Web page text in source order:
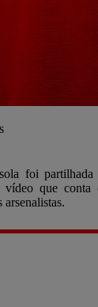
foi partilhada
vídeo que